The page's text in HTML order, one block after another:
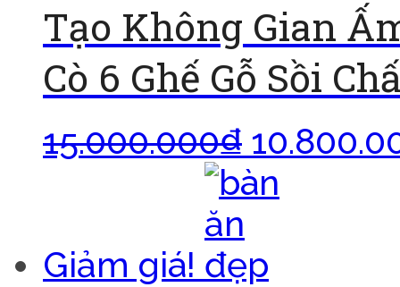
Tạo Không Gian
Cò 6 Ghế Gỗ Sồi
15.000.000₫
Giảm giá!